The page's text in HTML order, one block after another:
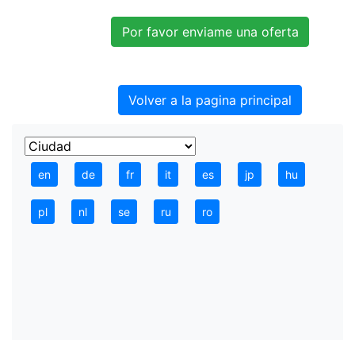
Volver a la pagina principal
en de fr it es jp hu
pl nl se ru ro